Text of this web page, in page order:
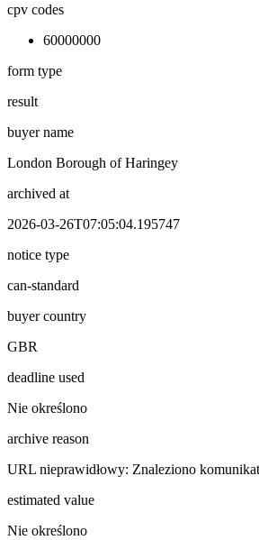
cpv codes
60000000
form type
result
buyer name
London Borough of Haringey
archived at
2026-03-26T07:05:04.195747
notice type
can-standard
buyer country
GBR
deadline used
Nie określono
archive reason
URL nieprawidłowy: Znaleziono
estimated value
Nie określono